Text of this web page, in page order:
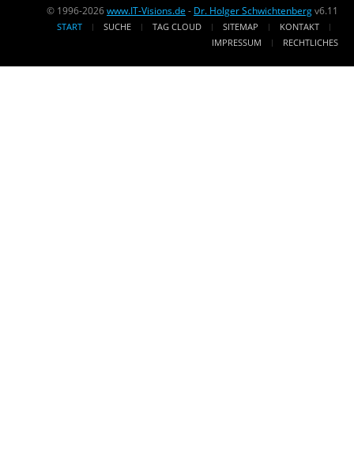
© 1996-2026www.IT-Visions.de - Dr. Holger Schwichtenbergv6.11
START SUCHE TAG CLOUD SITEMAP
KONTAKT
IMPRESSUM
RECHTLICHES